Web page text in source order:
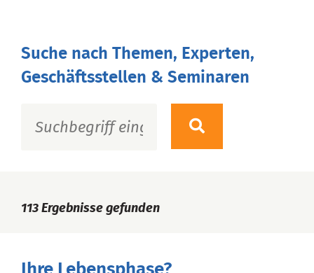
Suche nach Themen, Experten,
Geschäftsstellen & Seminaren
113 Ergebnisse gefunden